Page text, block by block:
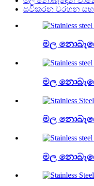
සවිකරන වරහන සහ
මල
මල
මල
මල